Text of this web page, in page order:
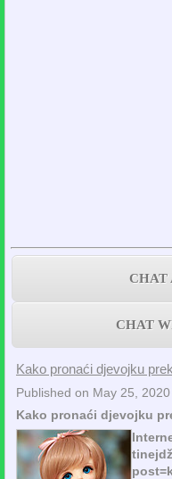
CHAT
CHAT
Kako pronaći djevojku
Published on May 25, 2020
Kako pronaći djevojku